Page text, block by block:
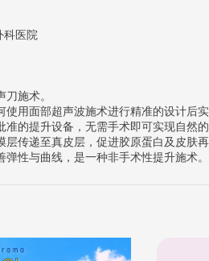
科医院
施术。
使用面部超声波施术进行精准的设计后实
准的提升设备，无需手术即可实现自然的
层传递至真皮层，促进胶原蛋白及皮肤再
性与曲线，是一种非手术性提升施术。